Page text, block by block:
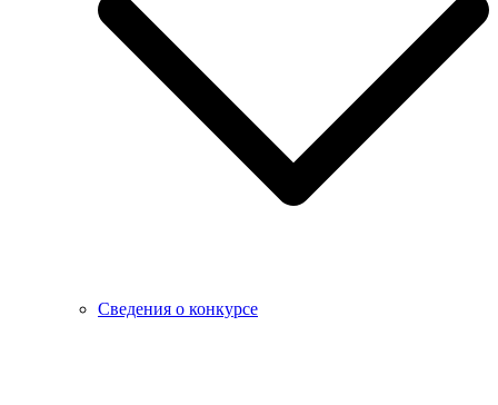
Сведения о конкурсе